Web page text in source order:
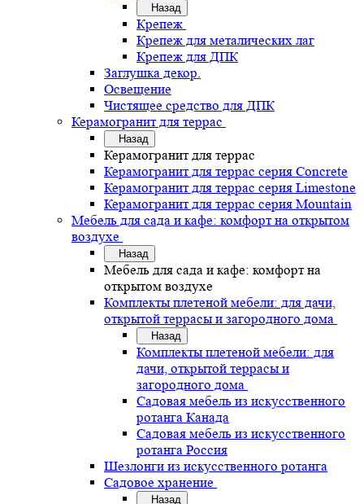
Назад
Крепеж
Крепеж для металических лаг
Крепеж для ДПК
Заглушка декор.
Освещение
Чистящее средство для ДПК
Керамогранит для террас
Назад
Керамогранит для террас
Керамогранит для террас серия Concrete
Керамогранит для террас серия Limestone
Керамогранит для террас серия Mountain
Мебель для сада и кафе: комфорт на открытом
воздухе
Назад
Мебель для сада и кафе: комфорт на
открытом воздухе
Комплекты плетеной мебели: для дачи,
открытой террасы и загородного дома
Назад
Комплекты плетеной мебели: для
дачи, открытой террасы и
загородного дома
Садовая мебель из искусственного
ротанга Канада
Садовая мебель из искусственного
ротанга Россия
Шезлонги из искусственного ротанга
Садовое хранение
Назад